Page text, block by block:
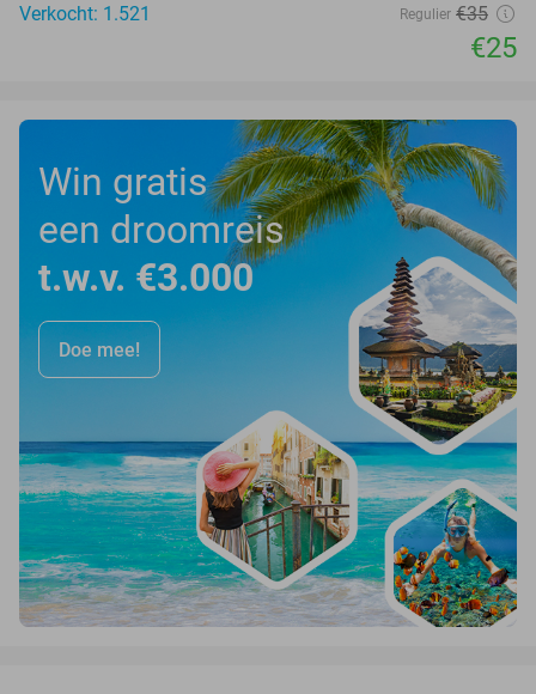
Verkocht: 1.521
Regulier €35
€25
Win gratis
een droomreis
t.w.v. €3.000
Doe mee!